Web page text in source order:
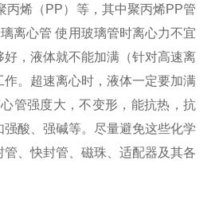
丙烯（PP）等，其中聚丙烯PP管
离心管 使用玻璃管时离心力不宜
，液体就不能加满（针对高速离
。超速离心时，液体一定要加满
管强度大，不变形，能抗热，抗
酸、强碱等。尽量避免这些化学
、快封管、磁珠、适配器及其各